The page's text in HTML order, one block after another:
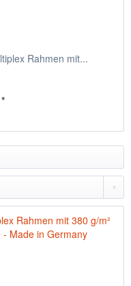
Rahmen mit...